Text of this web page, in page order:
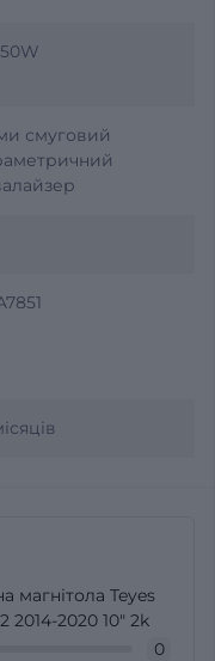
смуговий
магнітола Teyes
2014-2020 10" 2k
0